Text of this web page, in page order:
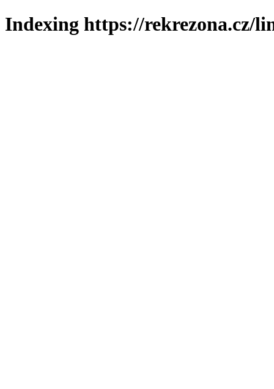
Indexing https://rekrezona.cz/